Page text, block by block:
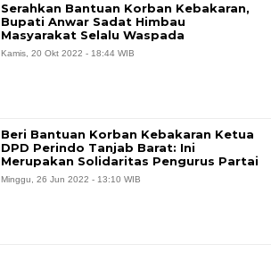
Serahkan Bantuan Korban Kebakaran,
Bupati Anwar Sadat Himbau
Masyarakat Selalu Waspada
Kamis, 20 Okt 2022 - 18:44 WIB
Beri Bantuan Korban Kebakaran Ketua
DPD Perindo Tanjab Barat: Ini
Merupakan Solidaritas Pengurus Partai
Minggu, 26 Jun 2022 - 13:10 WIB